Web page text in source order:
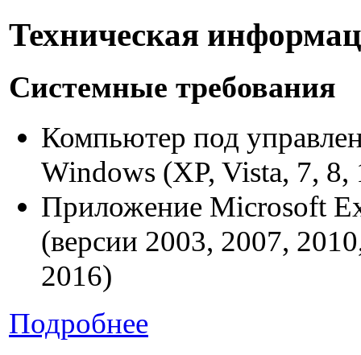
Техническая
Системные требования
Компьютер под
Windows (XP, Vista, 7, 8,
Приложение Microsoft
(версии 2003, 2007,
2016)
Подробнее